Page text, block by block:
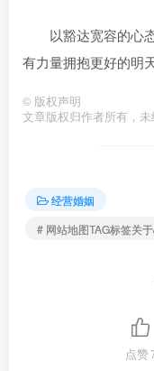
以豁达宽容的心态
有力量拥抱更好的明天
© 版权声明
文章版权归作者所有，未
经营婚姻
# 网站地图TAG标签关
点赞